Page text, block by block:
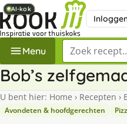
Menu Zoek een recept
Bob’s
U bent hier: Home › Recepten ›
Avondeten & hoofdgerechten
AI-kok
AI-kok
AI-kok
AI-kok